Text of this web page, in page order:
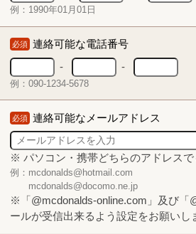
例：1990年01月01日
必須 連絡可能な電話番号
-
-
例：090-1234-5678
必須 連絡可能なメールアドレス
※ パソコン・携帯どちらのアドレスで
例：mcdonalds@hotmail.com
mcdonalds@docomo.ne.jp
※「@mcdonalds-online.com」及び「
ールが受信出来るよう設定をお願いし